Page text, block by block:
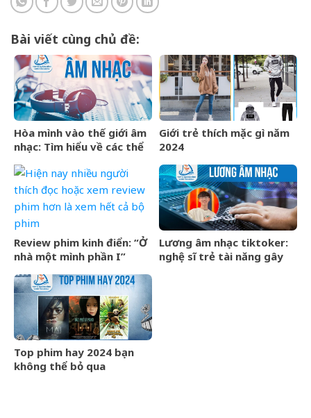
Bài viết cùng chủ đề:
Hòa mình vào thế giới âm
nhạc: Tìm hiểu về các thể
nay
Giới trẻ thích mặc gì năm
2024
Review phim kinh điển: “Ở
nhà một mình phần I”
Lương âm nhạc tiktoker:
nghệ sĩ trẻ tài năng gây
Top phim hay 2024 bạn
không thể bỏ qua